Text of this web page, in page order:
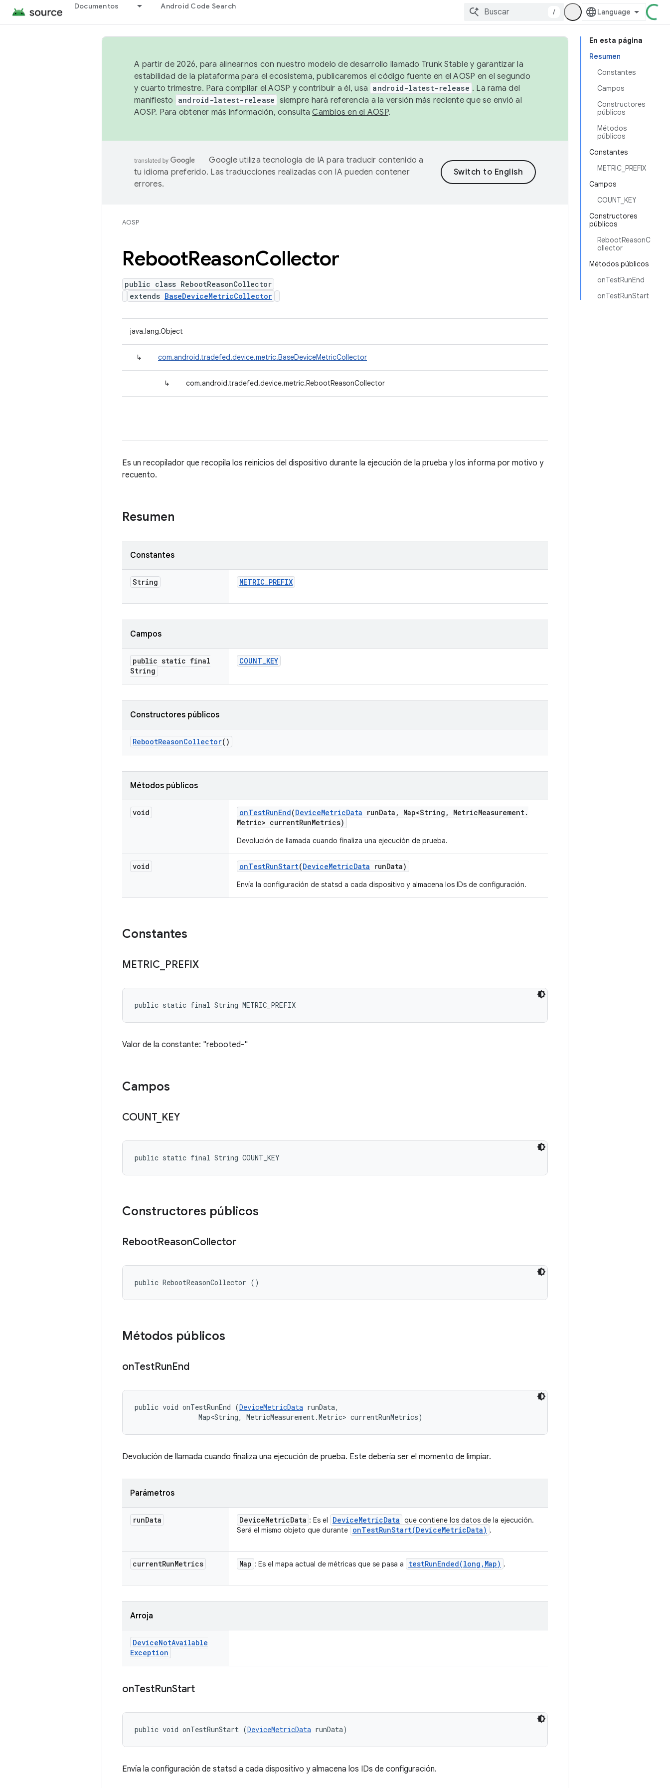
Documentos Android Code Search
/
En esta página
Resumen
Constantes
Campos
Constructores
públicos
Métodos
públicos
Constantes
METRIC_PREFIX
Campos
COUNT_KEY
Constructores
públicos
RebootReasonC
ollector
Métodos públicos
onTestRunEnd
onTestRunStart
A partir de 2026, para alinearnos con nuestro modelo de desarrollo llamado Trunk Stable y garantizar la
estabilidad de la plataforma para el ecosistema, publicaremos el código fuente en el AOSP en el segundo
y cuarto trimestre. Para compilar el AOSP y contribuir a él, usa android-latest-release . La rama del
manifiesto
android-latest-release siempre hará referencia a la versión más reciente que se envió al
AOSP. Para obtener más información, consultaCambios en el AOSP.
Google utiliza tecnología de IA para traducir contenido a
tu idioma preferido. Las traducciones realizadas con IA pueden contener
errores.
AOSP
RebootReasonCollector
public class RebootReasonCollector
extends BaseDeviceMetricCollector
java.lang.Object
↳ com.android.tradefed.device.metric.BaseDeviceMetricCollector
↳ com.android.tradefed.device.metric.RebootReasonCollector
Es un recopilador que recopila los reinicios del dispositivo durante la ejecución de la prueba y los informa por motivo y
recuento.
Resumen
Constantes
String METRIC_PREFIX
Campos
public static final
String
COUNT_KEY
Constructores públicos
RebootReasonCollector()
Métodos públicos
void onTestRunEnd(DeviceMetricData runData , Map<String , MetricMeasurement.
Metric> currentRunMetrics)
Devolución de llamada cuando finaliza una ejecución de prueba.
void onTestRunStart(DeviceMetricData runData)
Envía la configuración de statsd a cada dispositivo y almacena los IDs de configuración.
Constantes
METRIC PREFIX
public static final String METRIC_PREFIX
Valor de la constante: "rebooted-"
Campos
COUNT_ KEY
public static final String COUNT_KEY
Constructores públicos
RebootReasonCollector
public RebootReasonCollector ()
Métodos públicos
onTestRunEnd
public void onTestRunEnd (DeviceMetricData runData,
                Map<String, MetricMeasurement.Metric> currentRunMetrics)
Devolución de llamada cuando finaliza una ejecución de prueba. Este debería ser el momento de limpiar.
Parámetros
runData DeviceMetricData : Es el DeviceMetricData que contiene los datos de la ejecución.
Será el mismo objeto que durante onTestRunStart(DeviceMetricData) .
currentRunMetrics Map : Es el mapa actual de métricas que se pasa a testRunEnded(long , Map) .
Arroja
DeviceNotAvailable
Exception
onTestRunStart
public void onTestRunStart (DeviceMetricData runData)
Envía la configuración de statsd a cada dispositivo y almacena los IDs de configuración.